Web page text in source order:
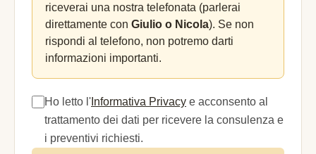
riceverai una nostra telefonata (parlerai
direttamente con Giulio o Nicola). Se non
rispondi al telefono, non potremo darti
informazioni importanti.
Ho letto l' Informativa Privacy e acconsento al
trattamento dei dati per ricevere la consulenza e
i preventivi richiesti.